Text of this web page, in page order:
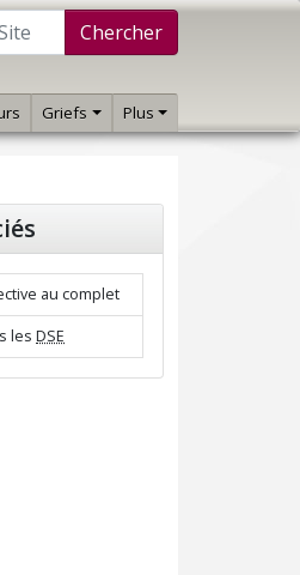
Chercher
Griefs Plus
au complet
les DSE